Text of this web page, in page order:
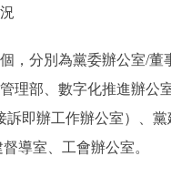
分別為黨委辦公室/董
理部、數字化推進辦公
訴即辦工作辦公室）、
導室、工會辦公室。